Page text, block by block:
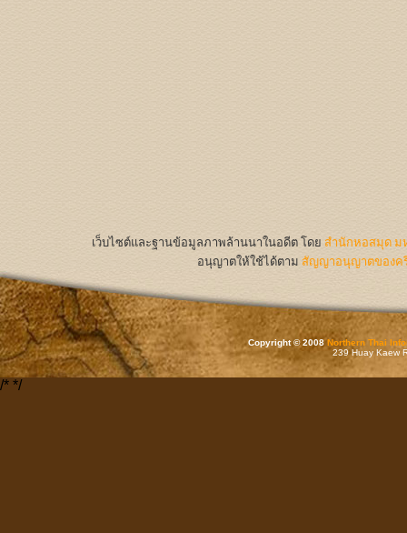
เว็บไซต์และฐานข้อมูลภาพล้านนาในอดีต โดย สำนักหอสมุด ม
อนุญาตให้ใช้ได้ตาม สัญญาอนุญาตของค
Copyright © 2008Northern Thai
239 Huay Kaew
/* */